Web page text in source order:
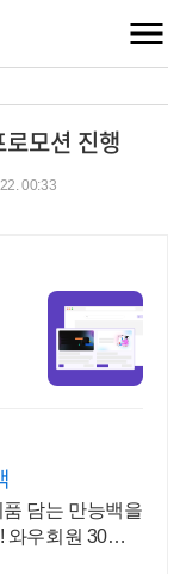
모션 진행
00:33
담는 만능백을
와우회원 30일